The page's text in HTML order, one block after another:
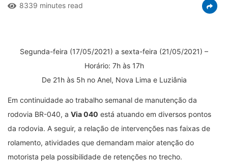
8339 minutes read
Segunda-feira (17/05/2021) a sexta-feira (21/05/2021) –
Horário: 7h às 17h
De 21h às 5h no Anel, Nova Lima e Luziânia
Em continuidade ao trabalho semanal de manutenção da
rodovia BR-040, a Via 040 está atuando em diversos pontos
da rodovia. A seguir, a relação de intervenções nas faixas de
rolamento, atividades que demandam maior atenção do
motorista pela possibilidade de retenções no trecho.